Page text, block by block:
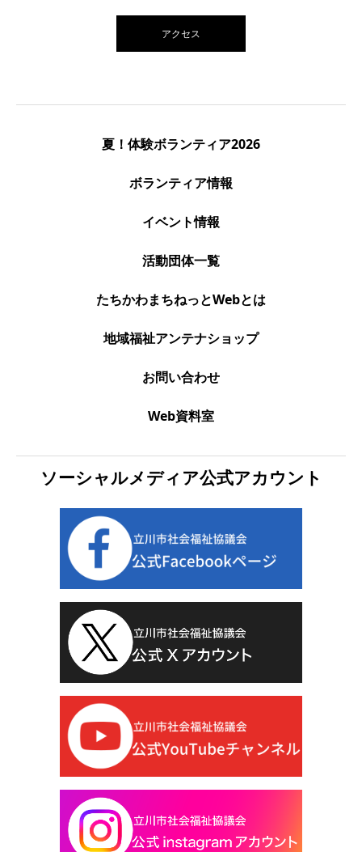
アクセス
夏！体験ボランティア2026
ボランティア情報
イベント情報
活動団体一覧
たちかわまちねっとWebとは
地域福祉アンテナショップ
お問い合わせ
Web資料室
ソーシャルメディア公式アカウント